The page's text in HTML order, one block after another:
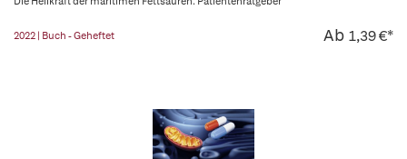
2022 | Buch - Geheftet Ab 1,39 €*